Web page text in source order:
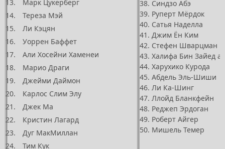
Марк Цукерберг
Тереза Мэй
Ли Кэцян
Уоррен Баффет
Али Хосейни Хаменеи
Марио Драги
Джейми Даймон
Карлос Слим Элу
Джек Ма
Кристин Лагард
Дуг МакМиллан
Тим Кук
38. Синдзо Абэ
39. Руперт Мёрдок
40. Сатья Наделла
41. Джим Ён Ким
42. Стефен Шварцман
43. Халифа Бин Зайед
44. Харухико Курода
45. Абдель Эль-Шиши
46. Ли Ка-Шинг
47. Ллойд Бланкфейн
48. Реджеп Эрдоган
49. Роберт Айгер
50. Мишель Темер